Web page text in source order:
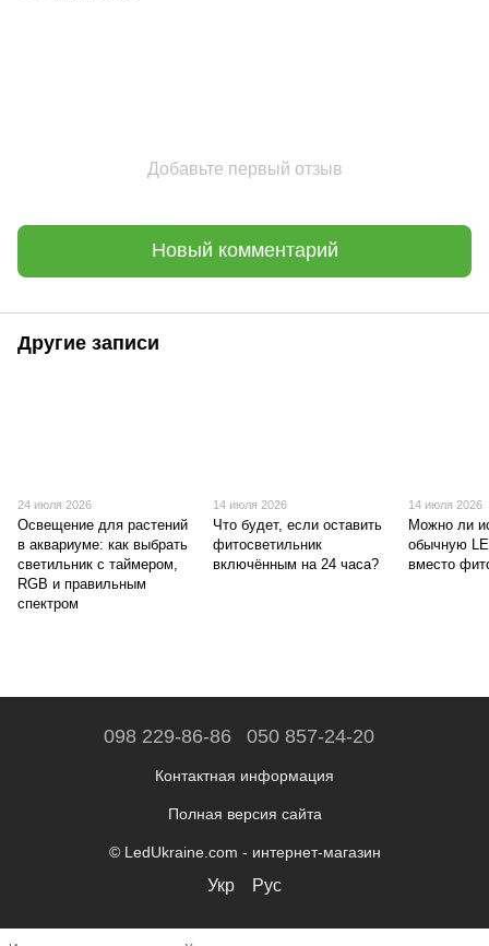
Добавьте первый отзыв
Новый комментарий
Другие записи
24 июля 2026
Освещение для растений
в аквариуме: как выбрать
светильник с таймером,
RGB и правильным
спектром
14 июля 2026
Что будет, если оставить
фитосветильник
включённым на 24 часа?
14 июля 2026
Можно ли
обычную
вместо
098 229-86-86 050 857-24-20
Контактная информация
Полная версия сайта
© LedUkraine.com - интернет-магазин
Укр Рус